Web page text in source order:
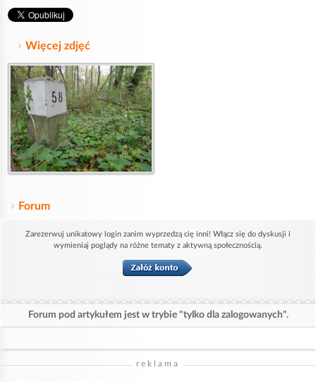
Więcej zdjęć
Forum
Zarezerwuj unikatowy login zanim wyprzedzą cię inni! Włącz się do dyskusji i
wymieniaj poglądy na różne tematy z aktywną społecznością.
Forum pod artykułem jest w trybie "tylko dla zalogowanych".
reklama